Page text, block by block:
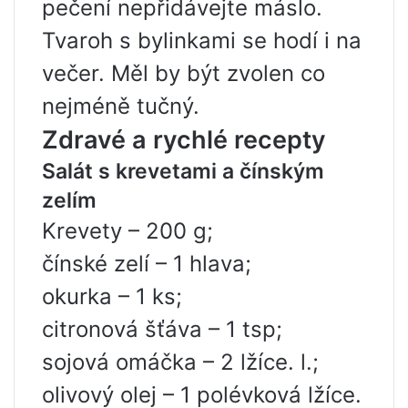
pečení nepřidávejte máslo.
Tvaroh s bylinkami se hodí i na
večer. Měl by být zvolen co
nejméně tučný.
Zdravé a rychlé recepty
Salát s krevetami a čínským
zelím
Krevety – 200 g;
čínské zelí – 1 hlava;
okurka – 1 ks;
citronová šťáva – 1 tsp;
sojová omáčka – 2 lžíce. l.;
olivový olej – 1 polévková lžíce.